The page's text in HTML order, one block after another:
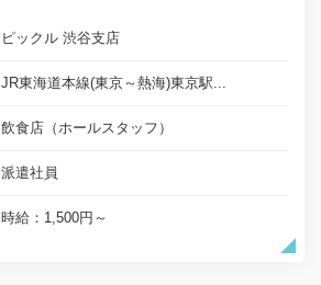
ピックル 渋谷支店
JR東海道本線(東京～熱海)東京駅...
飲食店（ホールスタッフ）
派遣社員
時給：1,500円～